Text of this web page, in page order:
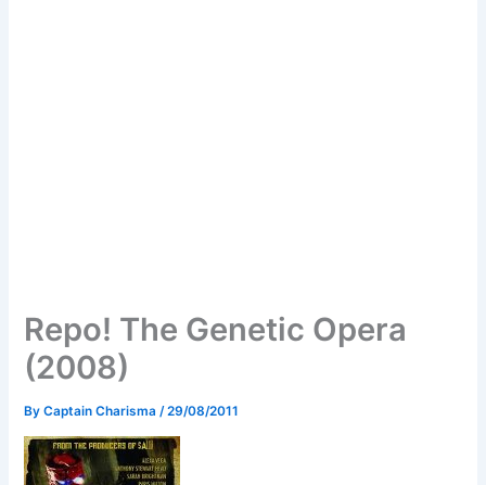
Repo! The Genetic Opera
(2008)
ByCaptain Charisma /29/08/2011